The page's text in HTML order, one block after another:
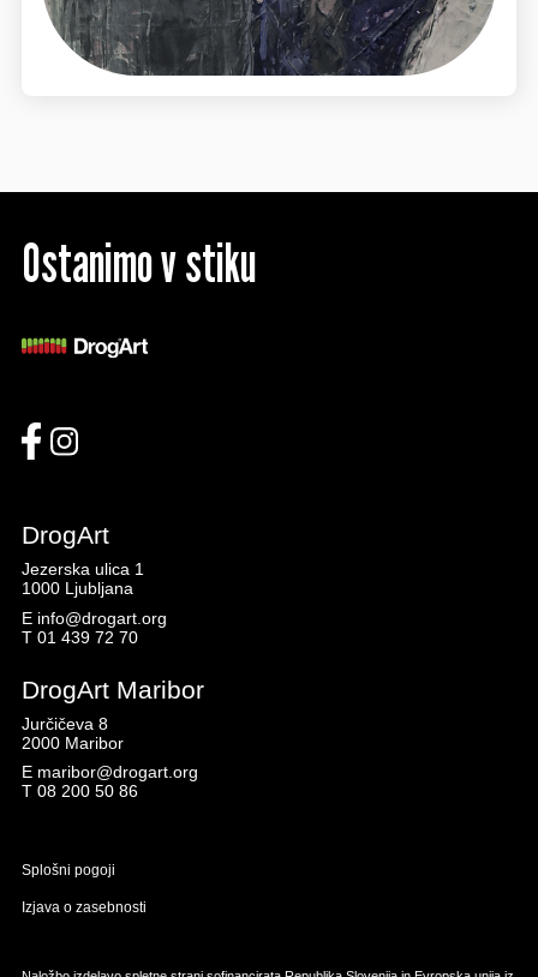
Ostanimo v stiku
DrogArt
Jezerska ulica 1
1000 Ljubljana
E info@drogart.org
T 01 439 72 70
DrogArt Maribor
Jurčičeva 8
2000 Maribor
E maribor@drogart.org
T 08 200 50 86
Splošni pogoji
Izjava o zasebnosti